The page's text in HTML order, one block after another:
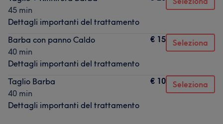
45 min
Dettagli importanti del trattamento
Barba con panno Caldo
40 min
Dettagli importanti del trattamento
€ 15 Seleziona
Taglio Barba
40 min
Dettagli importanti del trattamento
€ 10 Seleziona